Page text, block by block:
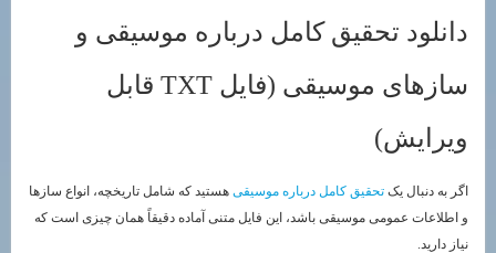
دانلود تحقیق کامل درباره موسیقی و
سازهای موسیقی (فایل TXT قابل
ویرایش)
اگر به دنبال یک تحقیق کامل درباره موسیقی هستید که شامل تاریخچه، انواع سازها
و اطلاعات عمومی موسیقی باشد، این فایل متنی آماده دقیقاً همان چیزی است که
نیاز دارید.